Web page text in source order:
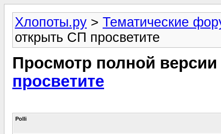
Хлопоты.ру > Тематические
открыть СП просветите
Просмотр полной
просветите
Polli